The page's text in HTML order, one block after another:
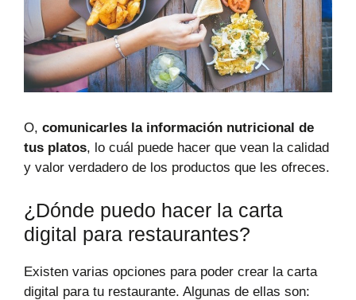
O, comunicarles la información nutricional de
tus platos, lo cuál puede hacer que vean la calidad
y valor verdadero de los productos que les ofreces.
¿Dónde puedo hacer la carta
digital para restaurantes?
Existen varias opciones para poder crear la carta
digital para tu restaurante. Algunas de ellas son: